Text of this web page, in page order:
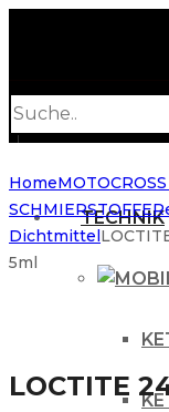
search
TECHNIK
HomeMOTOCROSS
SCHMIERSTOFFE
Dichtmittel
5ml
LOCTITE